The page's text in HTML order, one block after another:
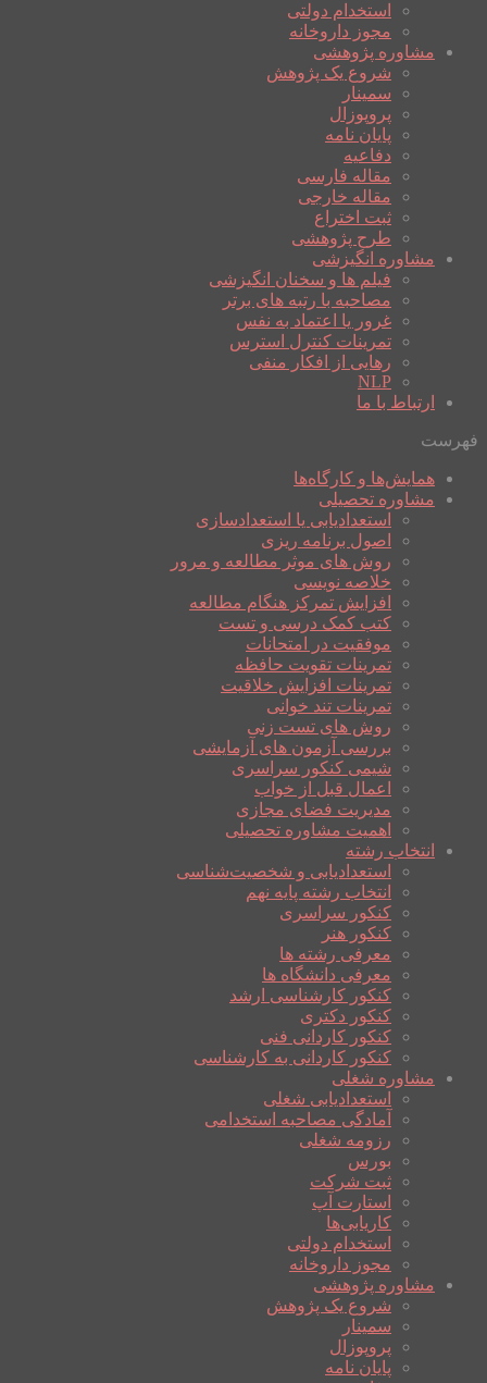
استخدام دولتی
مجوز داروخانه
مشاوره پژوهشی
شروع یک پژوهش
سمینار
پروپوزال
پایان نامه
دفاعیه
مقاله فارسی
مقاله خارجی
ثبت اختراع
طرح پژوهشی
مشاوره انگیزشی
فیلم ها و سخنان انگیزشی
مصاحبه با رتبه های برتر
غرور یا اعتماد به نفس
تمرینات کنترل استرس
رهایی از افکار منفی
NLP
ارتباط با ما
فهرست
همایش‌ها و کارگاه‌ها
مشاوره تحصیلی
استعدادیابی یا استعدادسازی
اصول برنامه ریزی
روش های موثر مطالعه و مرور
خلاصه نویسی
افزایش تمرکز هنگام مطالعه
کتب کمک درسی و تست
موفقیت در امتحانات
تمرینات تقویت حافظه
تمرینات افزایش خلاقیت
تمرینات تند خوانی
روش های تست زنی
بررسی آزمون های آزمایشی
شیمی کنکور سراسری
اعمال قبل از خواب
مدیریت فضای مجازی
اهمیت مشاوره تحصیلی
انتخاب رشته
استعدادیابی و شخصیت‌شناسی
انتخاب رشته پایه نهم
کنکور سراسری
کنکور هنر
معرفی رشته ها
معرفی دانشگاه ها
کنکور کارشناسی ارشد
کنکور دکتری
کنکور کاردانی فنی
کنکور کاردانی به کارشناسی
مشاوره شغلی
استعدادیابی شغلی
آمادگی مصاحبه استخدامی
رزومه شغلی
بورس
ثبت شرکت
استارت آپ
کاریابی‌ها
استخدام دولتی
مجوز داروخانه
مشاوره پژوهشی
شروع یک پژوهش
سمینار
پروپوزال
پایان نامه